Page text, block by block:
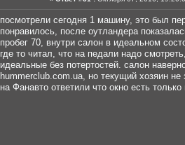
посмотрели сегодня 1 машину, это был
понравилось, после оутландера
пробег 70, внутри салон в идеальном
где то читал, что на педали надо
идеальные без потертостей. салон
hummerclub.com.ua, но текущий хозяин не
на Фанавто ответили что окно есть